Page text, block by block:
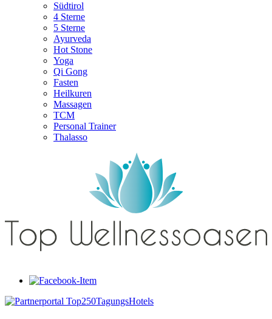
Südtirol
4 Sterne
5 Sterne
Ayurveda
Hot Stone
Yoga
Qi Gong
Fasten
Heilkuren
Massagen
TCM
Personal Trainer
Thalasso